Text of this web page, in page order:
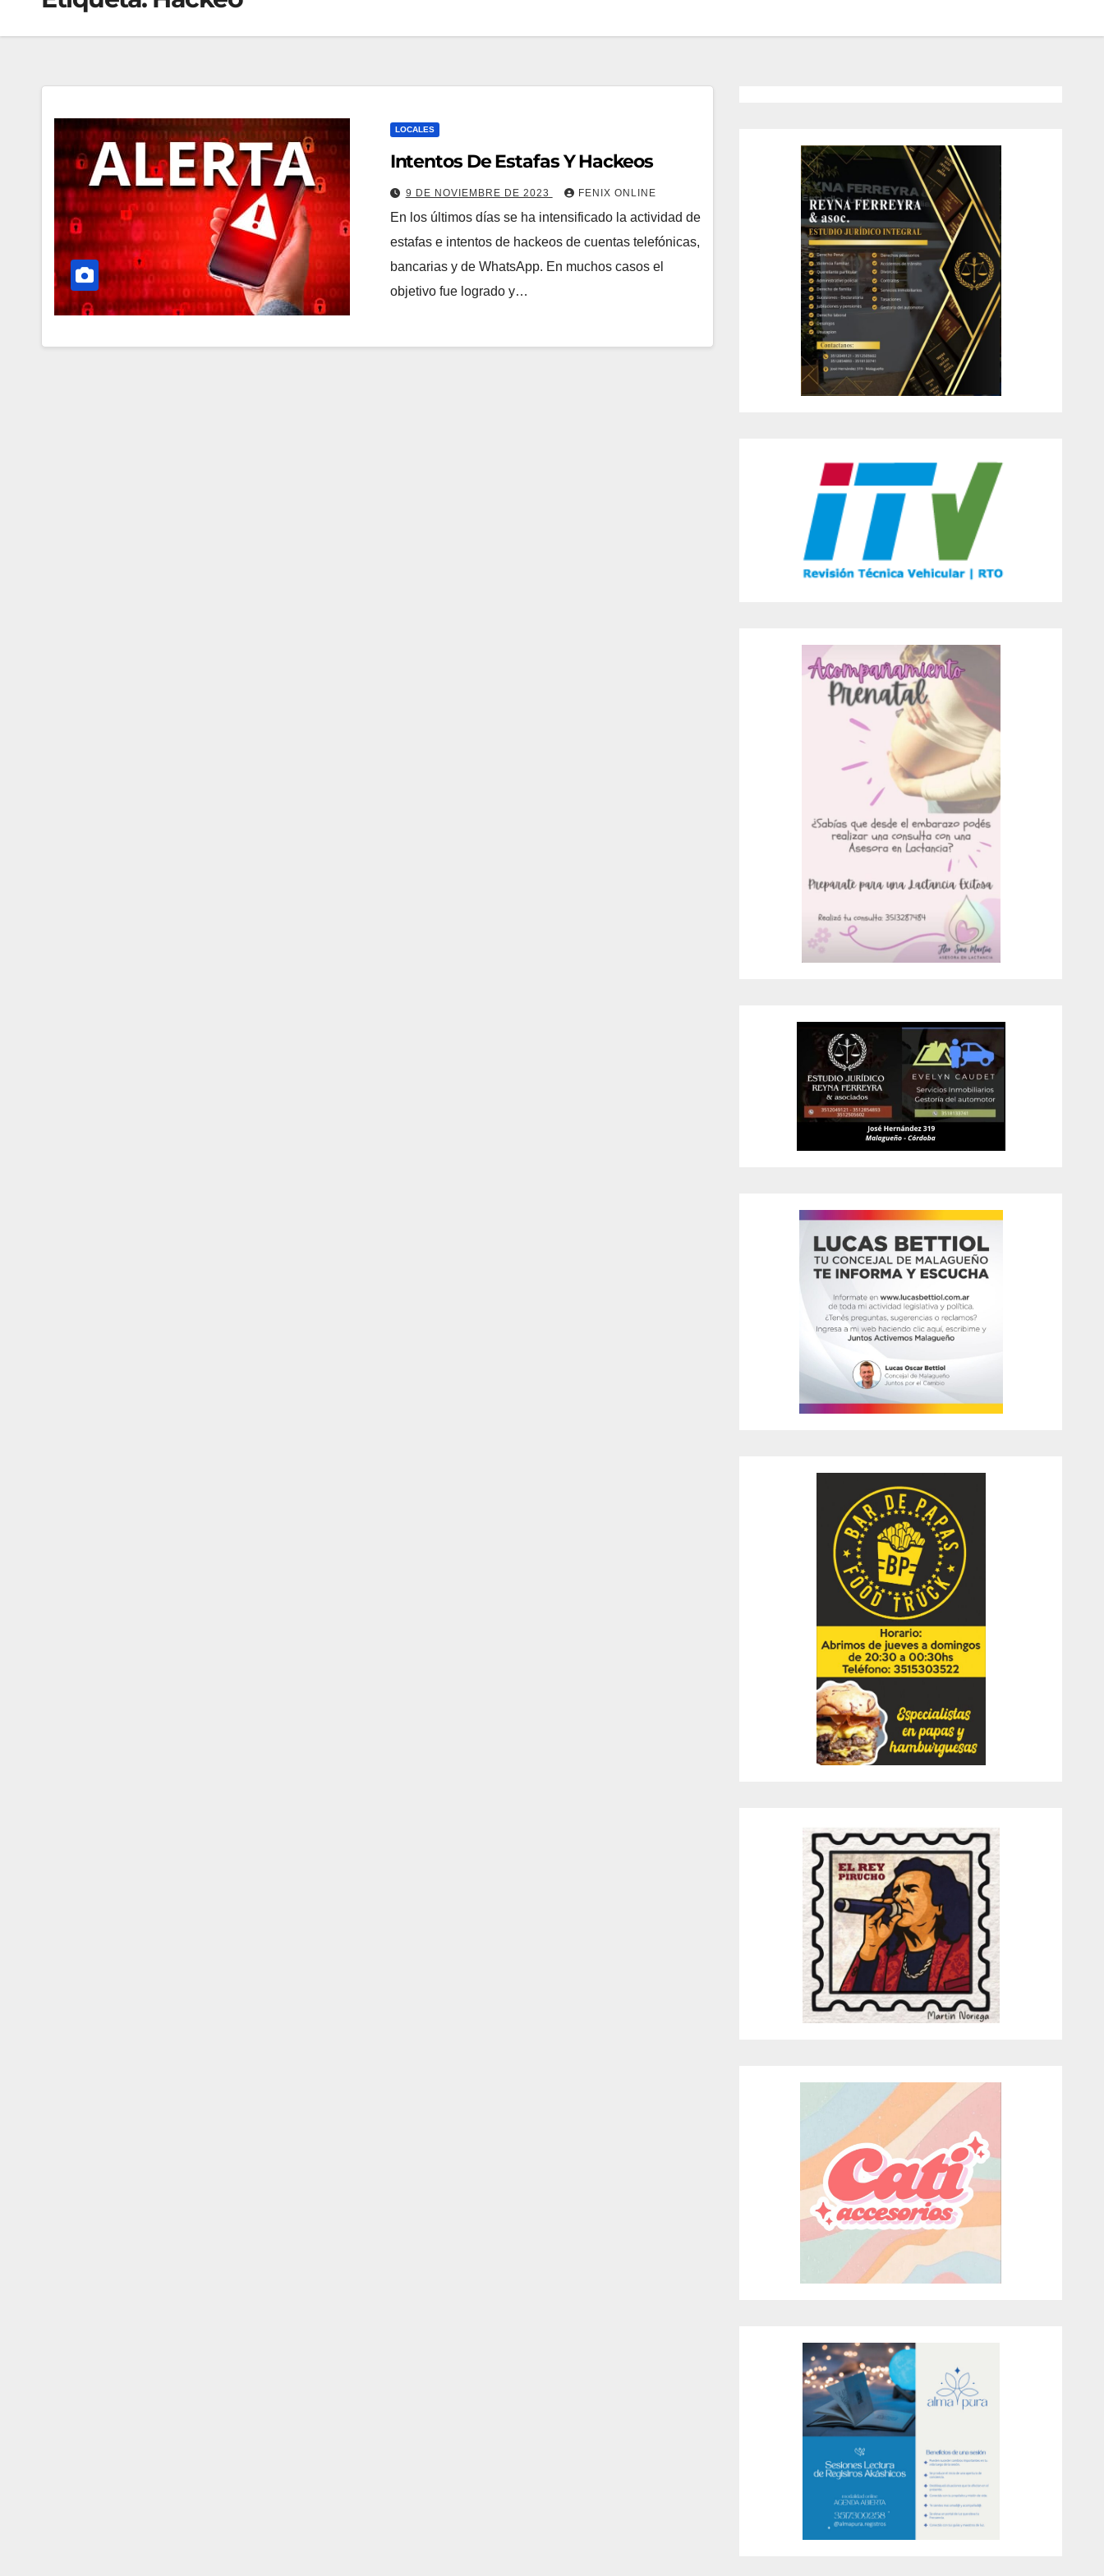
LOCALES
Intentos De Estafas Y Hackeos
9 DE NOVIEMBRE DE 2023 FENIX ONLINE
En los últimos días se ha intensificado la actividad de
estafas e intentos de hackeos de cuentas telefónicas,
bancarias y de WhatsApp. En muchos casos el
objetivo fue logrado y…